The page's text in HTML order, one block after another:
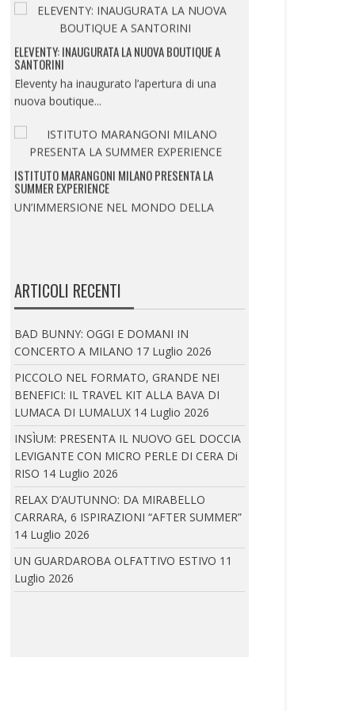
ELEVENTY: INAUGURATA LA NUOVA BOUTIQUE A
SANTORINI
Eleventy ha inaugurato l’apertura di una
nuova boutique...
ISTITUTO MARANGONI MILANO PRESENTA LA
SUMMER EXPERIENCE
UN’IMMERSIONE NEL MONDO DELLA
ELEVENTY: PRESENTA IL NUOVO CONCEPT DELLA
Eleventy inaugura il nuovo concept della
boutique parigina...
IRA LANGEVIN A CANNES: IRA LANGEVIN E COCO
ROCHA
In occasione della 79ª edizione del Festival
di...
VALERIA DAMATO: PRESENTA LA COLLEZIONE
SAPORE DI MARE
La nuova Collezione Beachwear di Valeria
ARTICOLI RECENTI
BAD BUNNY: OGGI E DOMANI IN
CONCERTO A MILANO 17 Luglio 2026
PICCOLO NEL FORMATO, GRANDE NEI
BENEFICI: IL TRAVEL KIT ALLA BAVA DI
LUMACA DI LUMALUX 14 Luglio 2026
INSÌUM: PRESENTA IL NUOVO GEL DOCCIA
LEVIGANTE CON MICRO PERLE DI CERA Di
RISO 14 Luglio 2026
RELAX D’AUTUNNO: DA MIRABELLO
CARRARA, 6 ISPIRAZIONI “AFTER SUMMER”
14 Luglio 2026
UN GUARDAROBA OLFATTIVO ESTIVO 11
Luglio 2026